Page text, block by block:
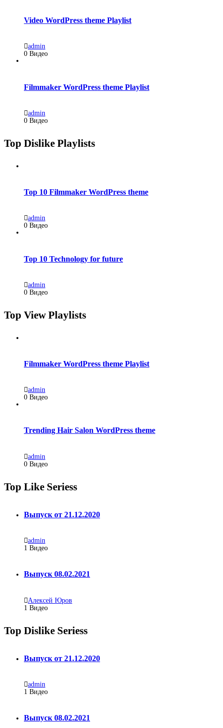
Video WordPress theme Playlist
admin
0 Видео
Filmmaker WordPress theme Playlist
admin
0 Видео
Top Dislike Playlists
Top 10 Filmmaker WordPress theme
admin
0 Видео
Top 10 Technology for future
admin
0 Видео
Top View Playlists
Filmmaker WordPress theme Playlist
admin
0 Видео
Trending Hair Salon WordPress theme
admin
0 Видео
Top Like Seriess
Выпуск от 21.12.2020
admin
1 Видео
Выпуск 08.02.2021
Алексей Юров
1 Видео
Top Dislike Seriess
Выпуск от 21.12.2020
admin
1 Видео
Выпуск 08.02.2021